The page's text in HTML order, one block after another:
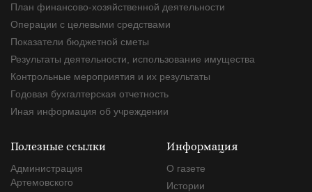
План финансово-хозяйственной деятельности
Операции с целевыми средствами
Показатели бюджетной сметы
Результаты деятельности, использование имущества
Контрольные мероприятия и их результаты
Годовая бухгалтерская отчетность
Иная информация об учреждении
Полезные ссылки
Администрация
Артемовского
Информация
О газете
Истории